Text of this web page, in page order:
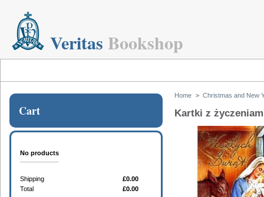
Veritas Bookshop
Cart
No products
Shipping
£0.00
Total
£0.00
Home > Christmas and New
Kartki z